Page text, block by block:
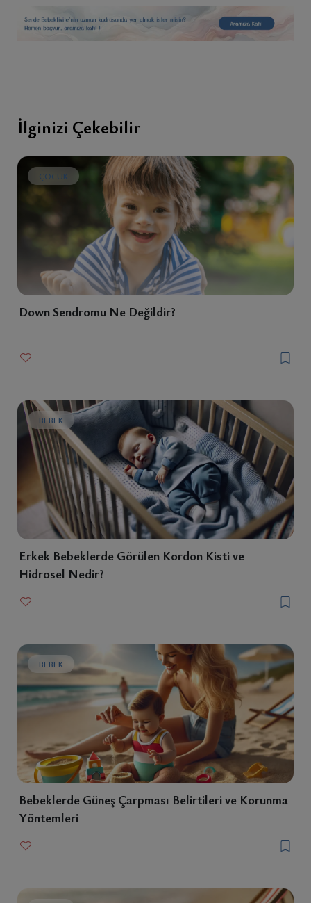
İlginizi Çekebilir
ÇOCUK
Down Sendromu Ne Değildir?
BEBEK
Erkek Bebeklerde Görülen Kordon Kisti ve
Hidrosel Nedir?
BEBEK
Bebeklerde Güneş Çarpması Belirtileri ve Korunma
Yöntemleri